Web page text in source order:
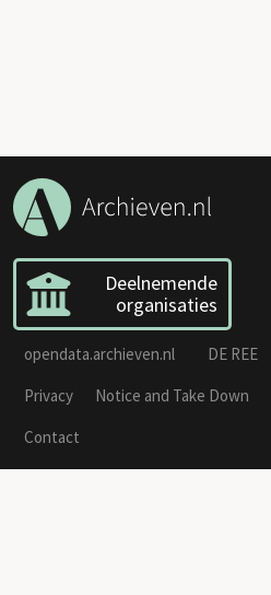
Deelnemende
organisaties
opendata.archieven.nl DE REE
Privacy
Notice and Take Down
Contact